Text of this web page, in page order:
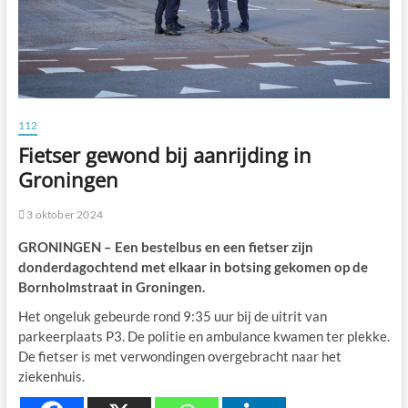
112
Fietser gewond bij aanrijding in
Groningen
3 oktober 2024
GRONINGEN – Een bestelbus en een fietser zijn
donderdagochtend met elkaar in botsing gekomen op de
Bornholmstraat in Groningen.
Het ongeluk gebeurde rond 9:35 uur bij de uitrit van
parkeerplaats P3. De politie en ambulance kwamen ter plekke.
De fietser is met verwondingen overgebracht naar het
ziekenhuis.